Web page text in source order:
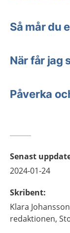
Så mår du
När får jag
Påverka
Senast
2024-01-24
Skribent:
Klara
redaktionen,